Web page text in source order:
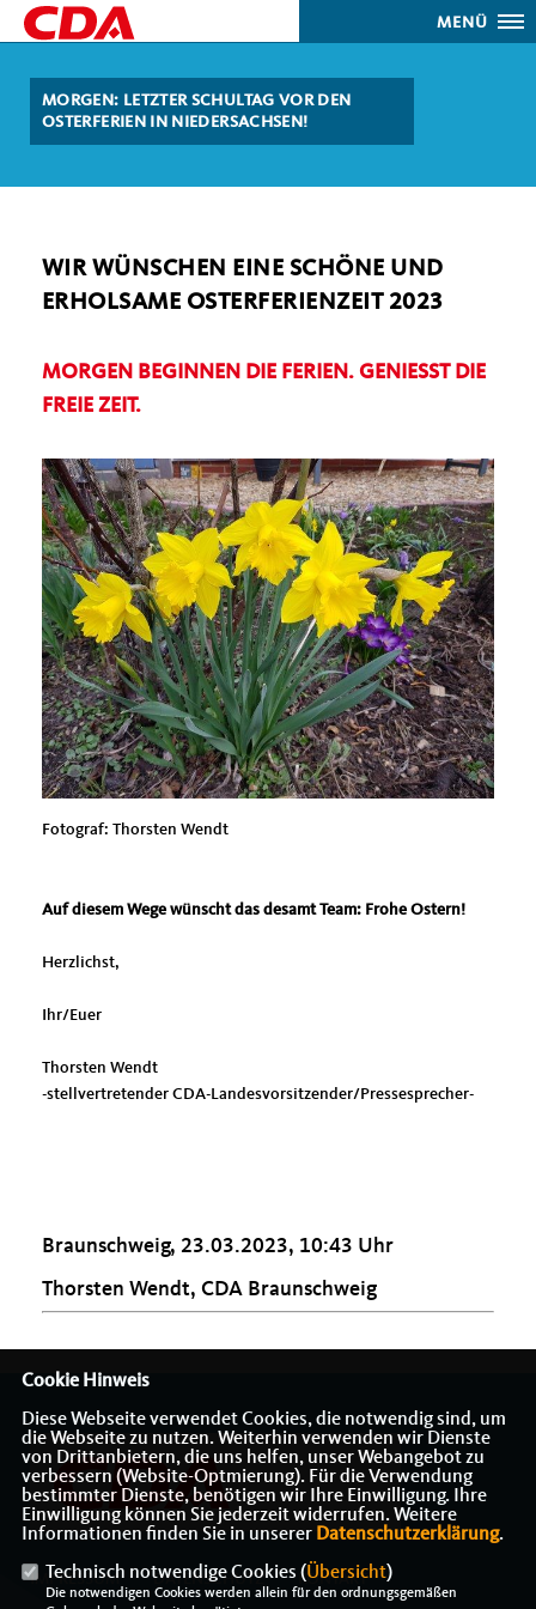
MENÜ
MORGEN: LETZTER SCHULTAG VOR DEN
OSTERFERIEN IN NIEDERSACHSEN!
WIR WÜNSCHEN EINE SCHÖNE UND
ERHOLSAME OSTERFERIENZEIT 2023
MORGEN BEGINNEN DIE FERIEN. GENIESST DIE F
REIE ZEIT.
Fotograf: Thorsten Wendt
Auf diesem Wege wünscht das desamt Team: Frohe Ostern!
Herzlichst,
Ihr/Euer
Thorsten Wendt
-stellvertretender CDA-Landesvorsitzender/Pressesprecher-
Braunschweig, 23.03.2023, 10:43 Uhr
Thorsten Wendt, CDA Braunschweig
IMPRESSUM DATENSCHUTZ KONTAKT
Cookie Hinweis
Diese Webseite verwendet Cookies, die notwendig sind, um
die Webseite zu nutzen. Weiterhin verwenden wir Dienste
von Drittanbietern, die uns helfen, unser Webangebot zu
verbessern (Website-Optmierung). Für die Verwendung
bestimmter Dienste, benötigen wir Ihre Einwilligung. Ihre
Einwilligung können Sie jederzeit widerrufen. Weitere
Informationen finden Sie in unserer Datenschutzerklärung.
Technisch notwendige Cookies (Übersicht)
Die notwendigen Cookies werden allein für den ordnungsgemäßen